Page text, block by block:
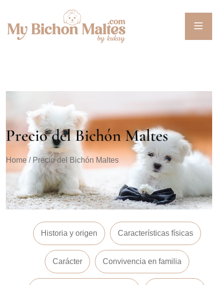
Precio del Bichón Maltes
Home/ Precio del Bichón Maltes
Historia y origen Características físicas
Carácter Convivencia en familia